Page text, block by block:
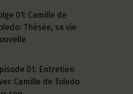
01: Camille de
Thésée, sa vie
01: Entretien
Camille de Toledo